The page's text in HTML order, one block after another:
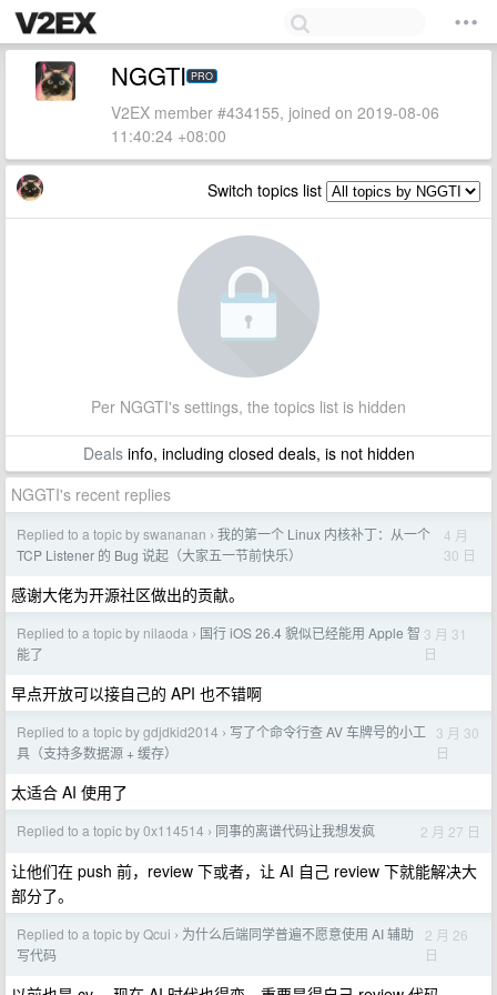
NGGTI PRO
V2EX member #434155, joined on 2019-08-06
11:40:24 +08:00
Switch topics list
Per NGGTI's settings, the topics list is hidden
Dealsinfo, including closed deals, is not hidden
NGGTI's recent replies
Replied to a topic by swananan › 我的第一个 Linux 内核补丁：从一个
TCP Listener 的 Bug 说起（大家五一节前快乐）
4 月
30 日
感谢大佬为开源社区做出的贡献。
Replied to a topic by nilaoda › 国行 iOS 26.4 貌似已经能用 Apple 智
能了
3 月 31
日
早点开放可以接自己的 API 也不错啊
Replied to a topic by gdjdkid2014 › 写了个命令行查 AV 车牌号的小工
具（支持多数据源 + 缓存）
3 月 30
日
太适合 AI 使用了
Replied to a topic by 0x114514 › 同事的离谱代码让我想发疯 2 月 27 日
让他们在 push 前，review 下或者，让 AI 自己 review 下就能解决大
部分了。
Replied to a topic by Qcui › 为什么后端同学普遍不愿意使用 AI 辅助
写代码
2 月 26
日